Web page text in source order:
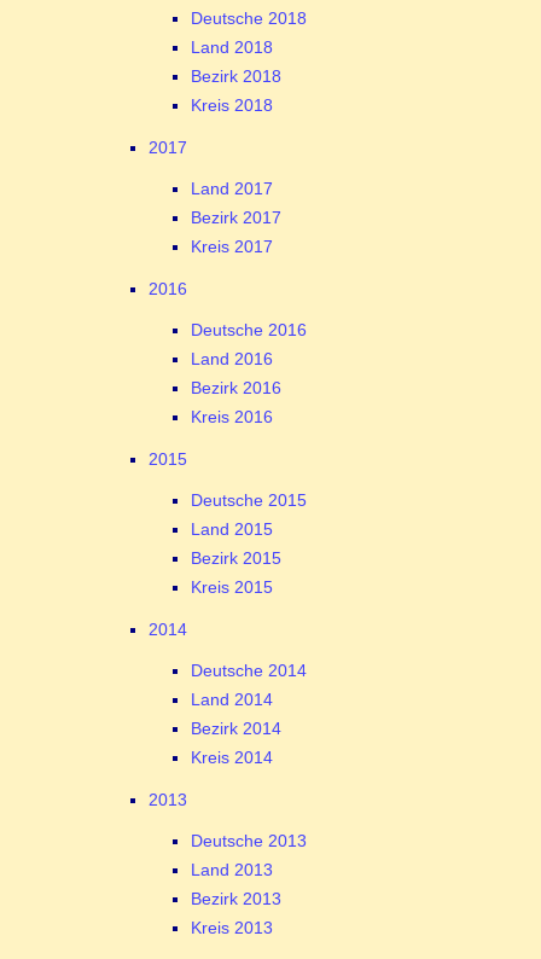
Deutsche 2018
Land 2018
Bezirk 2018
Kreis 2018
2017
Land 2017
Bezirk 2017
Kreis 2017
2016
Deutsche 2016
Land 2016
Bezirk 2016
Kreis 2016
2015
Deutsche 2015
Land 2015
Bezirk 2015
Kreis 2015
2014
Deutsche 2014
Land 2014
Bezirk 2014
Kreis 2014
2013
Deutsche 2013
Land 2013
Bezirk 2013
Kreis 2013